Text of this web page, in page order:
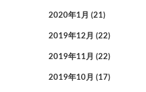
2020年1月 (21)
2019年12月 (22)
2019年11月 (22)
2019年10月 (17)